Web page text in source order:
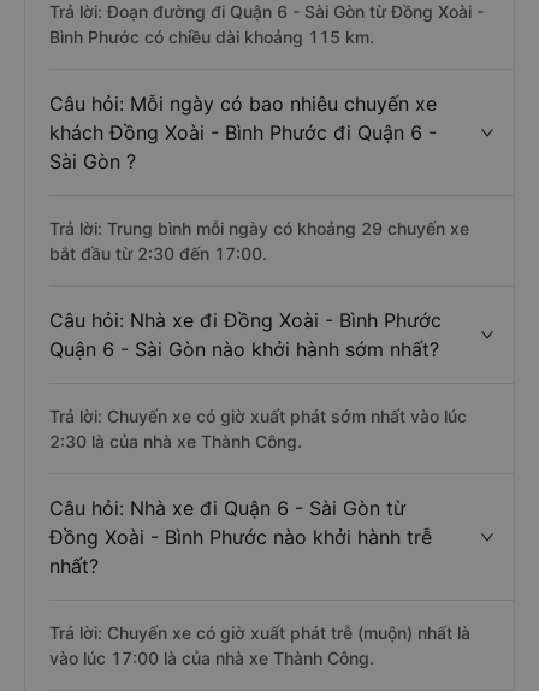
Trả lời: Đoạn đường đi Quận 6 - Sài Gòn từ Đồng Xoài -
Bình Phước có chiều dài khoảng 115 km.
Câu hỏi: Mỗi ngày có bao nhiêu chuyến xe
khách Đồng Xoài - Bình Phước đi Quận 6 -
Sài Gòn ?
Trả lời: Trung bình mỗi ngày có khoảng 29 chuyến xe
bắt đầu từ 2:30 đến 17:00.
Câu hỏi: Nhà xe đi Đồng Xoài - Bình Phước
Quận 6 - Sài Gòn nào khởi hành sớm nhất?
Trả lời: Chuyến xe có giờ xuất phát sớm nhất vào lúc
2:30 là của nhà xe Thành Công.
Câu hỏi: Nhà xe đi Quận 6 - Sài Gòn từ
Đồng Xoài - Bình Phước nào khởi hành trễ
nhất?
Trả lời: Chuyến xe có giờ xuất phát trễ (muộn) nhất là
vào lúc 17:00 là của nhà xe Thành Công.